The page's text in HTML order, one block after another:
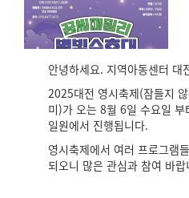
안녕하세요. 지역아동센터 대
2025대전 영시축제(잠들지
미)가 오는 8월 6일 수요일
일원에서 진행됩니다.
영시축제에서 여러 프로그램
되오니 많은 관심과 참여 바랍